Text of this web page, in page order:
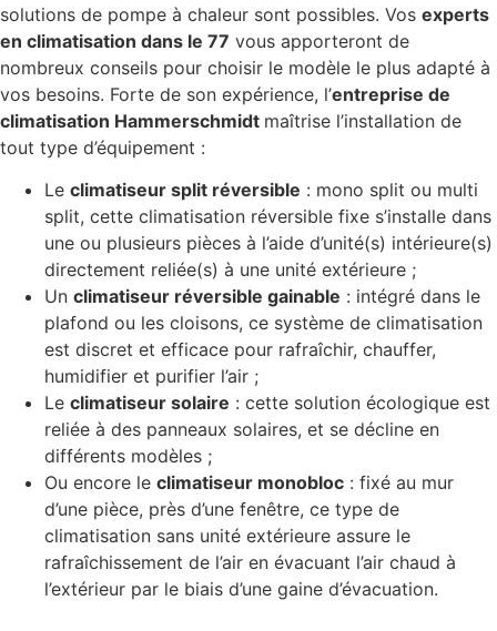
solutions de pompe à chaleur sont possibles. Vos experts
en climatisation dans le 77 vous apporteront de
nombreux conseils pour choisir le modèle le plus adapté à
vos besoins. Forte de son expérience, l’entreprise de
climatisation Hammerschmidt maîtrise l’installation de
tout type d’équipement :
Le climatiseur split réversible : mono split ou multi
split, cette climatisation réversible fixe s’installe dans
une ou plusieurs pièces à l’aide d’unité(s) intérieure(s)
directement reliée(s) à une unité extérieure ;
Un climatiseur réversible gainable : intégré dans le
plafond ou les cloisons, ce système de climatisation
est discret et efficace pour rafraîchir, chauffer,
humidifier et purifier l’air ;
Le climatiseur solaire : cette solution écologique est
reliée à des panneaux solaires, et se décline en
différents modèles ;
Ou encore le climatiseur monobloc : fixé au mur
d’une pièce, près d’une fenêtre, ce type de
climatisation sans unité extérieure assure le
rafraîchissement de l’air en évacuant l’air chaud à
l’extérieur par le biais d’une gaine d’évacuation.